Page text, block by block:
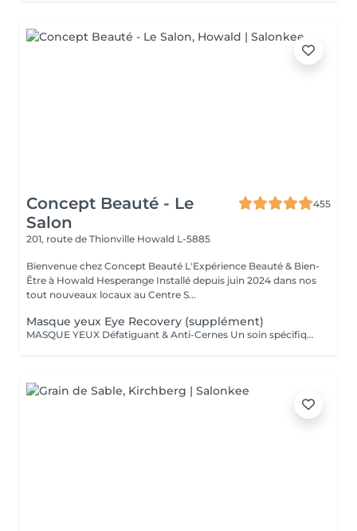
Concept Beauté - Le
Salon
455
201, route de Thionville Howald L-5885
Bienvenue chez Concept Beauté L'Expérience Beauté & Bien-
Être à Howald Hesperange Installé depuis juin 2024 dans nos
tout nouveaux locaux au Centre S...
Masque yeux Eye Recovery (supplément)
MASQUE YEUX Défatiguant & Anti-Cernes Un soin spécifique pour la zone fragile du contour des yeux, qui décongestionne, lisse et illumine le regard. Grâce à l'action d'actifs drainants et revitalisants, ce soin atténue les cernes, les poches et les rides pour un regard reposé et éclatant. A inclure dans n'importe quel Soin SOINS DU VISAGE COMFORT ZONE Nos soins du visage utilisent les produits de la marque Comfort Zone, une référence en cosmétique professionnelle alliant science, nature et innovation. Formulés avec des ingrédients d'origine naturelle, sans silicones, parabènes ni huiles minérales, ces soins sont conçus pour respecter l'équilibre de la peau tout en offrant des résultats visibles et durables. Chaque soin est un véritable rituel de bien-être et d'efficacité, adapté aux besoins spécifiques de votre peau.